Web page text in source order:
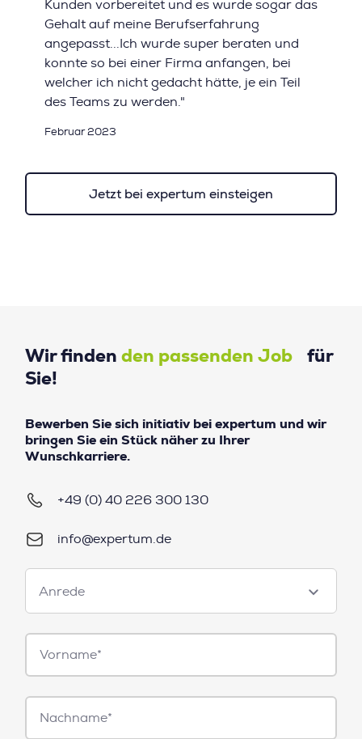
Kunden vorbereitet und es wurde sogar das
Gehalt auf meine Berufserfahrung
angepasst...Ich wurde super beraten und
konnte so bei einer Firma anfangen, bei
welcher ich nicht gedacht hätte, je ein Teil
des Teams zu werden."
Februar 2023
Jetzt bei expertum einsteigen
Wir finden den passenden Job für
Sie!
Bewerben Sie sich initiativ bei expertum und wir
bringen Sie ein Stück näher zu Ihrer
Wunschkarriere.
+49 (0) 40 226 300 130
info@expertum.de
Anrede
Anrede
Vorname*
Nachname*